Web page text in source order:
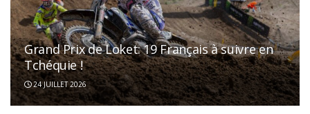
Grand Prix de Loket: 19 Français à suivre en
Tchéquie !
24 JUILLET 2026